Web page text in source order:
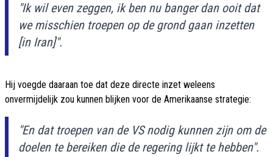
"Ik wil even zeggen, ik ben nu banger dan ooit dat
we misschien troepen op de grond gaan inzetten
[in Iran]".
Hij voegde daaraan toe dat deze directe inzet weleens
onvermijdelijk zou kunnen blijken voor de Amerikaanse strategie:
"En dat troepen van de VS nodig kunnen zijn om de
doelen te bereiken die de regering lijkt te hebben".